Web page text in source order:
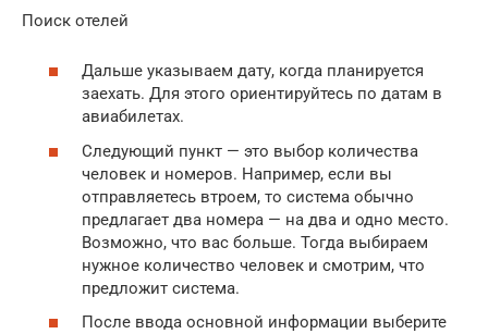
Поиск отелей
Дальше указываем дату, когда планируется
заехать. Для этого ориентируйтесь по датам в
авиабилетах.
Следующий пункт — это выбор количества
человек и номеров. Например, если вы
отправляетесь втроем, то система обычно
предлагает два номера — на два и одно место.
Возможно, что вас больше. Тогда выбираем
нужное количество человек и смотрим, что
предложит система.
После ввода основной информации выберите